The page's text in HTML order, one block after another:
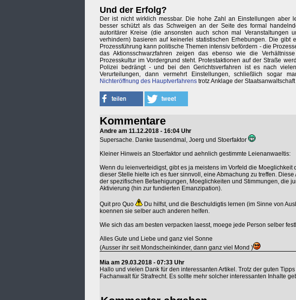
Und der Erfolg?
Der ist nicht wirklich messbar. Die hohe Zahl an Einstellungen aber
besser schützt als das Schweigen an der Seite des formal
autoritärer Kreise (die ansonsten auch schon mal Veranstaltungen
verhindern) basieren auf keinerlei statistischen Erhebungen. Die gibt
Prozessführung kann politische Themen intensiv befördern - die
das Aktionsschwarzfahren zeigen das ebenso wie die
Prozesskultur im Vordergrund steht. Protestaktionen auf der Straße
Polizei bedrängt - und bei den Gerichtsverfahren ist es nach
Verurteilungen, dann vermehrt Einstellungen, schließlich sogar
Nichteröffnung des Hauptverfahrens trotz Anklage der
Kommentare
Andre am 11.12.2018 - 16:04 Uhr
Supersache. Danke tausendmal, Joerg und Stoerfaktor
Kleiner Hinweis an Stoerfaktor und aehnlich gestimmte Leienanwaeltis:
Wenn du leienverteidigst, gibt es ja meistens im Vorfeld die Moeglichkeit
dieser Stelle hielte ich es fuer sinnvoll, eine Abmachung zu treffen.
der spezifischen Befaehigungen, Moeglichkeiten und Stimmungen, die
Aktivierung (hin zur fundierten Emanzipation).
Quit pro Quo
Du hilfst, und die Beschuldigtis lernen (im Sinne von
koennen sie selber auch anderen helfen.
Wie sich das am besten verpacken laesst, moege jede Person selber
Alles Gute und Liebe und ganz viel Sonne
(Ausser ihr seit Mondscheinkinder, dann ganz viel Mond )
Mia am 29.03.2018 - 07:33 Uhr
Hallo und vielen Dank für den interessanten Artikel. Trotz der guten
Fachanwalt für Strafrecht. Es sollte mehr solcher interessanten Inhalte